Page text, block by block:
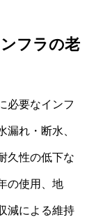
フラの老
必要なインフ
漏れ・断水、
久性の低下な
の使用、地
減による維持